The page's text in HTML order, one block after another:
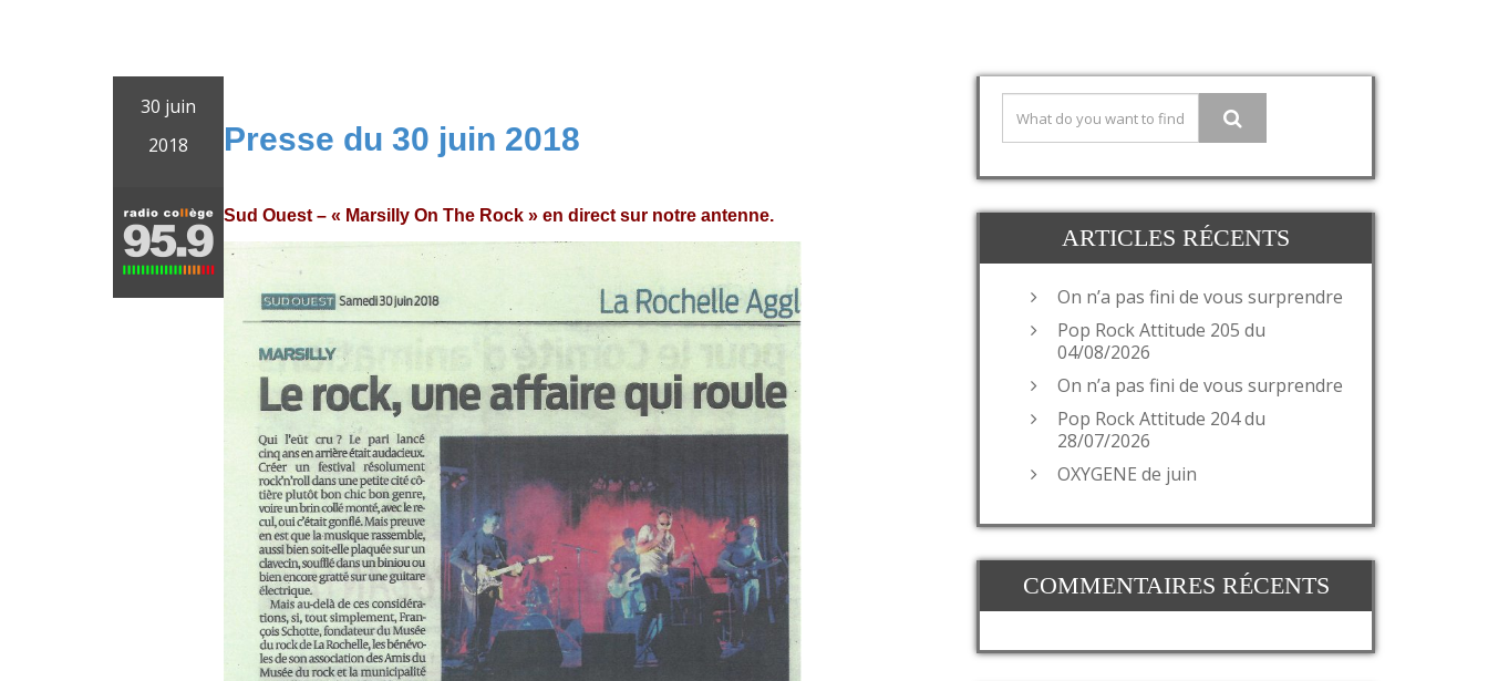
30 juin
2018
Presse du 30 juin 2018
Sud Ouest – « Marsilly On The Rock » en direct sur notre antenne.
ARTICLES RÉCENTS
On n’a pas fini de vous surprendre
Pop Rock Attitude 205 du
04/08/2026
On n’a pas fini de vous surprendre
Pop Rock Attitude 204 du
28/07/2026
OXYGENE de juin
COMMENTAIRES RÉCENTS